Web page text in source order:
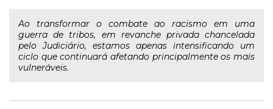
Ao transformar o combate ao racismo em uma
guerra de tribos, em revanche privada chancelada
pelo Judiciário, estamos apenas intensificando um
ciclo que continuará afetando principalmente os mais
vulneráveis.